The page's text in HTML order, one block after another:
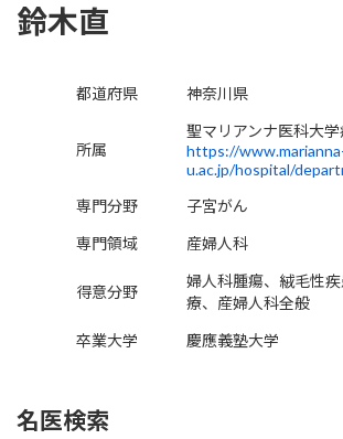
鈴木直
都道府県 神奈川県
所属
聖マリアンナ医科大
https://
u.ac.jp/hospital/
専門分野
子宮がん
専門領域
産婦人科
得意分野
婦人科腫瘍、絨毛性
療、産婦人科全般
卒業大学
慶應義塾大学
名医検索